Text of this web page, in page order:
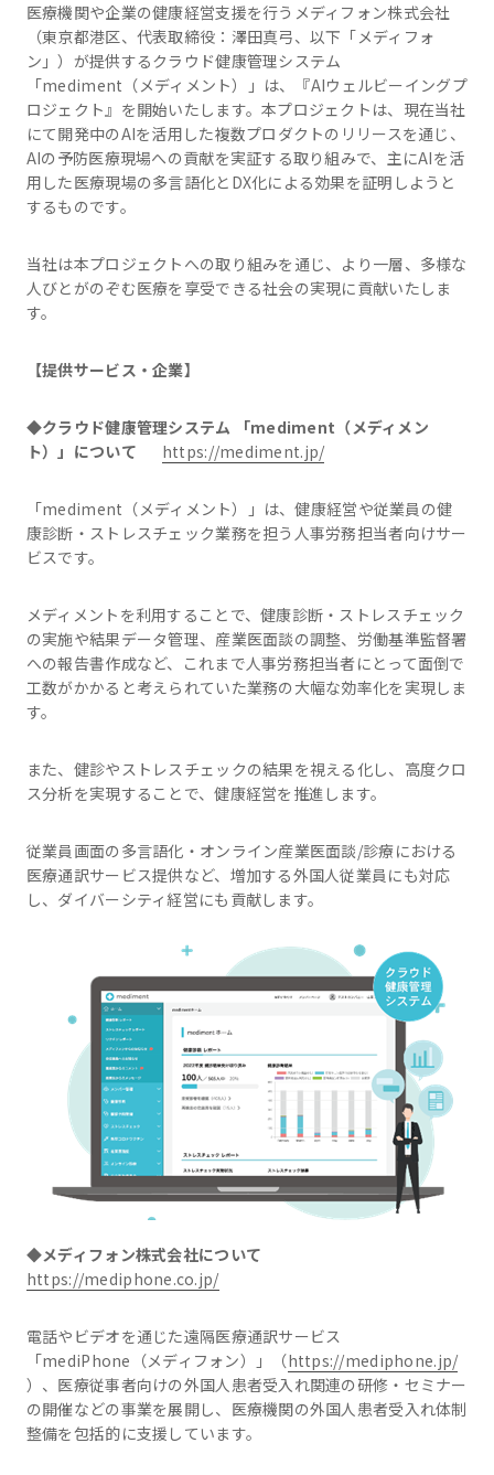
医療機関や企業の健康経営支援を行うメディフォン株式会社
（東京都港区、代表取締役：澤田真弓、以下「メディフォ
ン」）が提供するクラウド健康管理システム
「mediment（メディメント）」は、『AIウェルビーイングプ
ロジェクト』を開始いたします。本プロジェクトは、現在当社
にて開発中のAIを活用した複数プロダクトのリリースを通じ、
AIの予防医療現場への貢献を実証する取り組みで、主にAIを活
用した医療現場の多言語化とDX化による効果を証明しようと
するものです。
当社は本プロジェクトへの取り組みを通じ、より一層、多様な
人びとがのぞむ医療を享受できる社会の実現に貢献いたしま
す。
【提供サービス・企業】
◆クラウド健康管理システム 「mediment（メディメン
ト）」について
https://mediment.jp/
「mediment（メディメント）」は、健康経営や従業員の健
康診断・ストレスチェック業務を担う人事労務担当者向けサー
ビスです。
メディメントを利用することで、健康診断・ストレスチェック
の実施や結果データ管理、産業医面談の調整、労働基準監督署
への報告書作成など、これまで人事労務担当者にとって面倒で
工数がかかると考えられていた業務の大幅な効率化を実現しま
す。
また、健診やストレスチェックの結果を視える化し、高度クロ
ス分析を実現することで、健康経営を推進します。
従業員画面の多言語化・オンライン産業医面談/診療における
医療通訳サービス提供など、増加する外国人従業員にも対応
し、ダイバーシティ経営にも貢献します。
◆メディフォン株式会社について
https://mediphone.co.jp/
電話やビデオを通じた遠隔医療通訳サービス
「mediPhone（メディフォン）」（https://mediphone.jp/
）、医療従事者向けの外国人患者受入れ関連の研修・セミナー
の開催などの事業を展開し、医療機関の外国人患者受入れ体制
整備を包括的に支援しています。